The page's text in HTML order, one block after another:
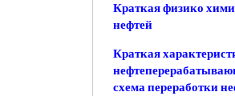
Краткая физико
нефтей
Краткая
схема переработки